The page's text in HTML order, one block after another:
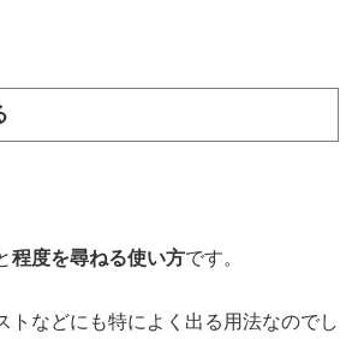
程度を尋ねる使い方です。
トなどにも特によく出る用法なのでし